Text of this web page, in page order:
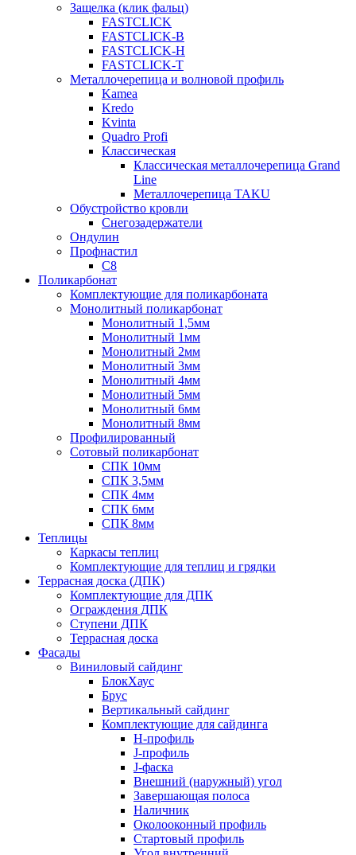
Защелка (клик фальц)
FASTCLICK
FASTCLICK-B
FASTCLICK-H
FASTCLICK-T
Металлочерепица и волновой профиль
Kamea
Kredo
Kvinta
Quadro Profi
Классическая
Классическая металлочерепица Grand
Line
Металлочерепица TAKU
Обустройство кровли
Снегозадержатели
Ондулин
Профнастил
С8
Поликарбонат
Комплектующие для поликарбоната
Монолитный поликарбонат
Монолитный 1,5мм
Монолитный 1мм
Монолитный 2мм
Монолитный 3мм
Монолитный 4мм
Монолитный 5мм
Монолитный 6мм
Монолитный 8мм
Профилированный
Сотовый поликарбонат
СПК 10мм
СПК 3,5мм
СПК 4мм
СПК 6мм
СПК 8мм
Теплицы
Каркасы теплиц
Комплектующие для теплиц и грядки
Террасная доска (ДПК)
Комплектующие для ДПК
Ограждения ДПК
Ступени ДПК
Террасная доска
Фасады
Виниловый сайдинг
БлокХаус
Брус
Вертикальный сайдинг
Комплектующие для сайдинга
H-профиль
J-профиль
J-фаска
Внешний (наружный) угол
Завершающая полоса
Наличник
Околооконный профиль
Стартовый профиль